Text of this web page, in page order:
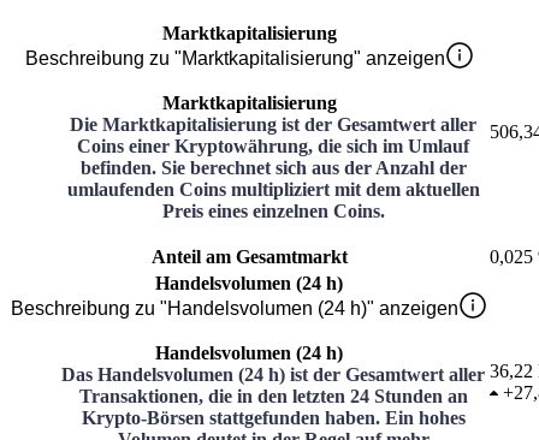
Marktkapitalisierung
Beschreibung zu "Marktkapitalisierung" anzeigen
Marktkapitalisierung
Die Marktkapitalisierung ist der Gesamtwert aller
Coins einer Kryptowährung, die sich im Umlauf
befinden. Sie berechnet sich aus der Anzahl der
umlaufenden Coins multipliziert mit dem aktuellen
Preis eines einzelnen Coins.
Anteil am Gesamtmarkt
0,025
Handelsvolumen (24 h)
Beschreibung zu "Handelsvolumen (24 h)" anzeigen
Handelsvolumen (24 h)
Das Handelsvolumen (24 h) ist der Gesamtwert aller
Transaktionen, die in den letzten 24 Stunden an
Krypto-Börsen stattgefunden haben. Ein hohes
36,22
+